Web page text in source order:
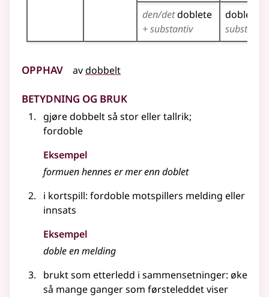
den/detdoblete
+ substantiv
doblete
substantiv
Opphav avdobbelt
Betydning og bruk
gjøre dobbelt så stor eller tallrik;
fordoble
Eksempel
formuen hennes er mer enndoblet
i kortspill: fordoble motspillers melding eller
innsats
Eksempel
doble en melding
brukt som etterledd i sammensetninger: øke
så mange ganger som førsteleddet viser